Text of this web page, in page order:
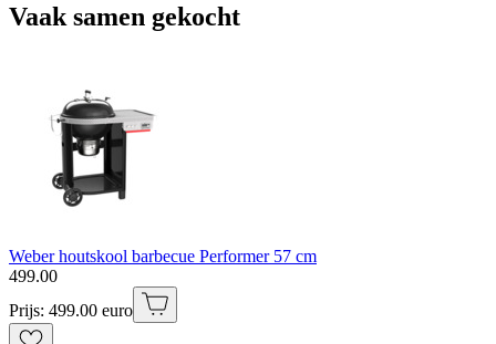
Vaak samen gekocht
Weber houtskool barbecue Performer 57 cm
499.00
Prijs: 499.00 euro